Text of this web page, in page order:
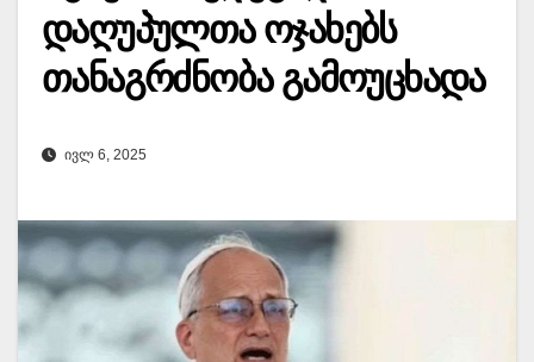
დაღუპულთა ოჯახებს
თანაგრძნობა გამოუცხადა
ᲘᲕᲚ 6, 2025